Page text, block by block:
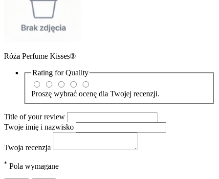
Róża Perfume Kisses®
Rating forQuality
Proszę wybrać ocenę dla Twojej recenzji.
Title of your review
Twoje imię i nazwisko
Twoja recenzja
* Pola wymagane